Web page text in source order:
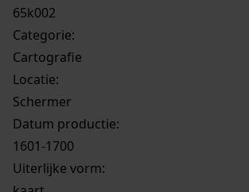
65k002
Categorie:
Cartografie
Locatie:
Schermer
Datum productie:
1601-1700
Uiterlijke vorm: